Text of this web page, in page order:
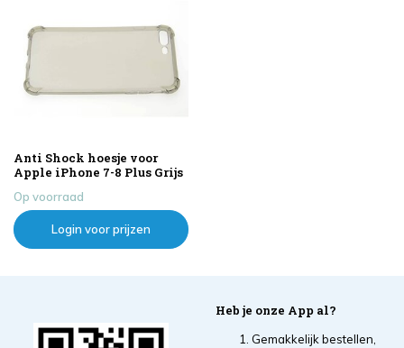
Anti Shock hoesje voor
Apple iPhone 7-8 Plus Grijs
Op voorraad
Login voor prijzen
Heb je onze App al?
Gemakkelijk bestellen,